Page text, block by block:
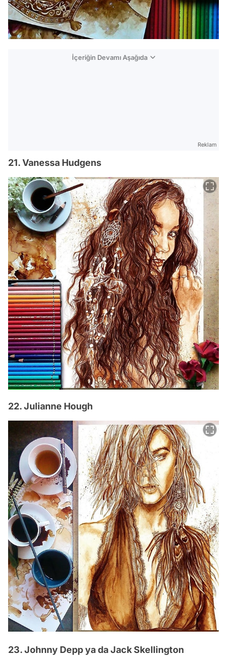
İçeriğin Devamı Aşağıda
Reklam
21. Vanessa Hudgens
22. Julianne Hough
23. Johnny Depp ya da Jack Skellington